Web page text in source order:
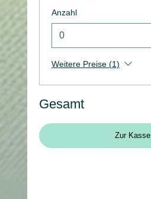
Anzahl
Weitere Preise (1)
Gesamt
Zur Kasse